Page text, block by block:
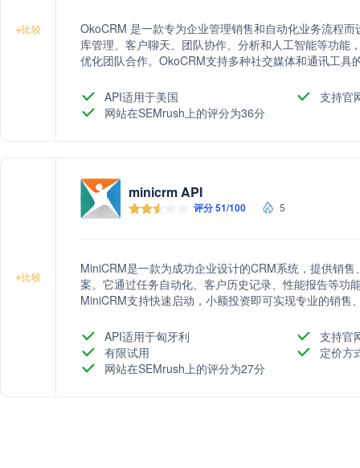
+比较
OkoCRM 是一款专为企业管理销售和自动化业务流程
库管理、客户聊天、团队协作、分析和人工智能等功能
优化团队合作。OkoCRM支持多种社交媒体和通讯工
API适用于美国
支持官
网站在SEMrush上的评分为36分
+比较
minicrm API
评分 51/100 5
MiniCRM是一款为成功企业设计的CRM系统，提供销
案。它通过任务自动化、客户历史记录、性能报告等功
MiniCRM支持快速启动，小额投资即可实现专业的销售
API适用于匈牙利
支持官
有限试用
定价方
网站在SEMrush上的评分为27分